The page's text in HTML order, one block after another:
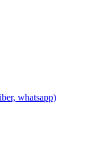
whatsapp)